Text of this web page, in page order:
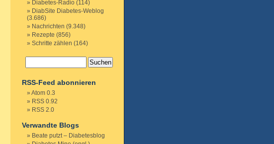
Diabetes-Radio (114)
DiabSite Diabetes-Weblog
(3.686)
Nachrichten (9.348)
Rezepte (856)
Schritte zählen (164)
RSS-Feed abonnieren
Atom 0.3
RSS 0.92
RSS 2.0
Verwandte Blogs
Beate putzt – Diabetesblog